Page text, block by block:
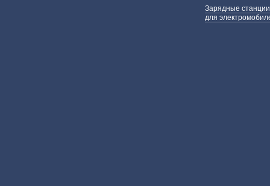
Зарядные станции
для